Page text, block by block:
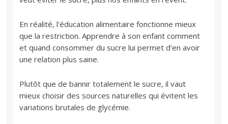
En réalité, l’éducation alimentaire fonctionne mieux
que la restriction. Apprendre à son enfant comment
et quand consommer du sucre lui permet d’en avoir
une relation plus saine.
Plutôt que de bannir totalement le sucre, il vaut
mieux choisir des sources naturelles qui évitent les
variations brutales de glycémie.